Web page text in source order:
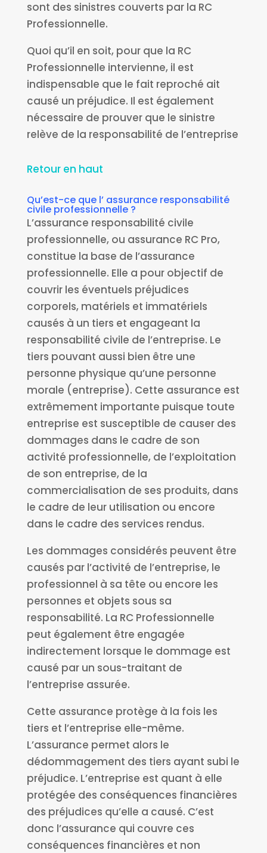
sont des sinistres couverts par la RC
Professionnelle.
Quoi qu’il en soit, pour que la RC
Professionnelle intervienne, il est
indispensable que le fait reproché ait
causé un préjudice. Il est également
nécessaire de prouver que le sinistre
relève de la responsabilité de l’entreprise
Retour en haut
Qu’est-ce que l’ assurance responsabilité
civile professionnelle ?
L’assurance responsabilité civile
professionnelle, ou assurance RC Pro,
constitue la base de l’assurance
professionnelle. Elle a pour objectif de
couvrir les éventuels préjudices
corporels, matériels et immatériels
causés à un tiers et engageant la
responsabilité civile de l’entreprise. Le
tiers pouvant aussi bien être une
personne physique qu’une personne
morale (entreprise). Cette assurance est
extrêmement importante puisque toute
entreprise est susceptible de causer des
dommages dans le cadre de son
activité professionnelle, de l’exploitation
de son entreprise, de la
commercialisation de ses produits, dans
le cadre de leur utilisation ou encore
dans le cadre des services rendus.
Les dommages considérés peuvent être
causés par l’activité de l’entreprise, le
professionnel à sa tête ou encore les
personnes et objets sous sa
responsabilité. La RC Professionnelle
peut également être engagée
indirectement lorsque le dommage est
causé par un sous-traitant de
l’entreprise assurée.
Cette assurance protège à la fois les
tiers et l’entreprise elle-même.
L’assurance permet alors le
dédommagement des tiers ayant subi le
préjudice. L’entreprise est quant à elle
protégée des conséquences financières
des préjudices qu’elle a causé. C’est
donc l’assurance qui couvre ces
conséquences financières et non